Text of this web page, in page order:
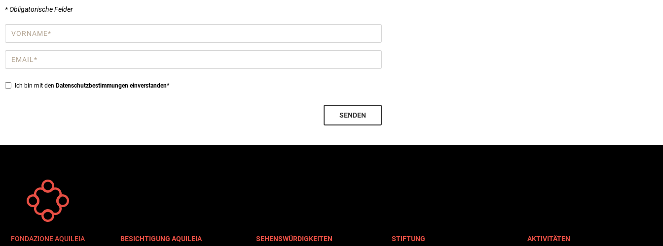
* Obligatorische Felder
Vorname
*
Email
*
Privacy
Ich bin mit den Datenschutzbestimmungen einverstanden*
SENDEN
BESICHTIGUNG AQUILEIA SEHENSWÜRDIGKEITEN STIFTUNG AKTIVITÄTEN
FONDAZIONE AQUILEIA